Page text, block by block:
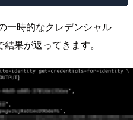
一時的なクレデンシャル
果が返ってきます。